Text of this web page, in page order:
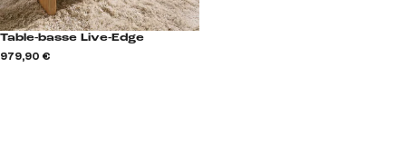
Table-basse Live-Edge
979,90 €